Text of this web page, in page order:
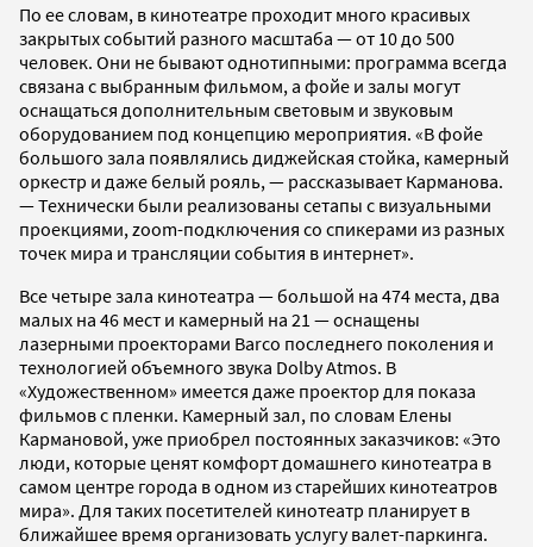
По ее словам, в кинотеатре проходит много красивых
закрытых событий разного масштаба — от 10 до 500
человек. Они не бывают однотипными: программа всегда
связана с выбранным фильмом, а фойе и залы могут
оснащаться дополнительным световым и звуковым
оборудованием под концепцию мероприятия. «В фойе
большого зала появлялись диджейская стойка, камерный
оркестр и даже белый рояль, — рассказывает Карманова.
— Технически были реализованы сетапы с визуальными
проекциями, zoom-подключения со спикерами из разных
точек мира и трансляции события в интернет».
Все четыре зала кинотеатра — большой на 474 места, два
малых на 46 мест и камерный на 21 — оснащены
лазерными проекторами Barco последнего поколения и
технологией объемного звука Dolby Atmos. В
«Художественном» имеется даже проектор для показа
фильмов с пленки. Камерный зал, по словам Елены
Кармановой, уже приобрел постоянных заказчиков: «Это
люди, которые ценят комфорт домашнего кинотеатра в
самом центре города в одном из старейших кинотеатров
мира». Для таких посетителей кинотеатр планирует в
ближайшее время организовать услугу валет-паркинга.